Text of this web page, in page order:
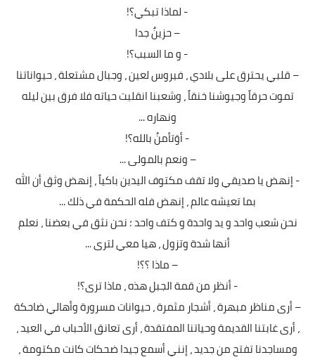
- لماذا تبكي؟!
– حزينٌ جدا
- و ما السبب؟!
– قلبي يحترق على بلادي ، فيروس لعين ، وجبال مشتعلة ، حيواناتنا
تموت حرقاً وجيوشنا خنقاً ، وشعبنا انقلبت حياته فلا فرق بين ليله
ونهاره ...
- أوَتأمنُ بالله؟!
– ونعم بالمولى ...
- إنهض يا صديقي ولا تقف مكتوف اليدين باكياً ، إنهض وثق أن الله
بما تعيشه عالم ، إنهض فله الحكمة في ذلك ...
نحن شعب واحد و يد واحدة و كتف واحد ؛ نحن نثق في بعضنا ، نعلم
أنها شدة وتزول ، هيا معي لترى ...
– ماذا ؟؟!
- أنظر من قمة الجبل هذه ، ماذا ترى؟!
– أرى مناظر مبهرة ، أشجار مثمرة ، حيوانات مسرورة وأهالي ضاحكة
، أرى غابتنا القديمة وحياتنا المفتقدة ، أرى تعانق الأحباب في العيد ،
ومساجدنا تفتح من جديد ، إنني أسمع جيدا ضحكات كانت مكتومة ،